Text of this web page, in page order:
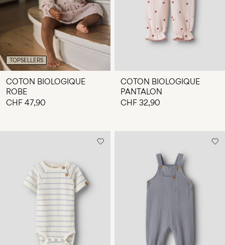
TOPSELLERS
COTON BIOLOGIQUE
ROBE
CHF 47,90
COTON BIOLOGIQUE
PANTALON
CHF 32,90